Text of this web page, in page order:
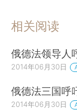
相关阅读
俄德法领导人
2014年06月30日
俄德法三国呼
2014年06月30日